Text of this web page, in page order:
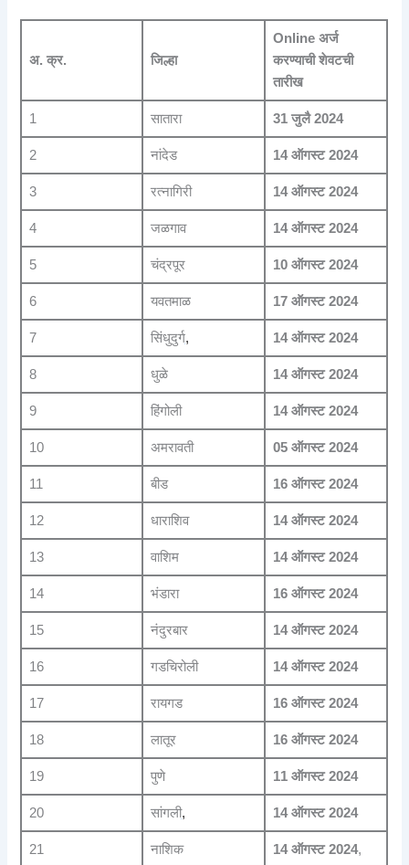
अ. क्र. जिल्हा
Online अर्ज
करण्याची शेवटची
तारीख
1 सातारा 31 जुलै 2024
2 नांदेड 14 ऑगस्ट 2024
3 रत्नागिरी 14 ऑगस्ट 2024
4 जळगाव 14 ऑगस्ट 2024
5 चंद्रपूर 10 ऑगस्ट 2024
6 यवतमाळ 17 ऑगस्ट 2024
7 सिंधुदुर्ग, 14 ऑगस्ट 2024
8 धुळे 14 ऑगस्ट 2024
9 हिंगोली 14 ऑगस्ट 2024
10 अमरावती 05 ऑगस्ट 2024
11 बीड 16 ऑगस्ट 2024
12 धाराशिव 14 ऑगस्ट 2024
13 वाशिम 14 ऑगस्ट 2024
14 भंडारा 16 ऑगस्ट 2024
15 नंदुरबार 14 ऑगस्ट 2024
16 गडचिरोली 14 ऑगस्ट 2024
17 रायगड 16 ऑगस्ट 2024
18 लातूर 16 ऑगस्ट 2024
19 पुणे 11 ऑगस्ट 2024
20 सांगली, 14 ऑगस्ट 2024
21 नाशिक 14 ऑगस्ट 2024,